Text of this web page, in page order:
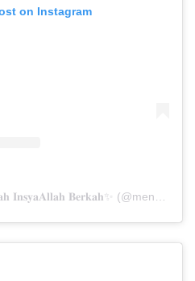
on Instagram
A post shared by 𝐏𝐚𝐬𝐭𝐢 𝐌𝐮𝐫𝐚𝐡 𝐈𝐧𝐬𝐲𝐚𝐀𝐥𝐥𝐚𝐡 𝐁𝐞𝐫𝐤𝐚𝐡✨ (@menarabuanawisata)